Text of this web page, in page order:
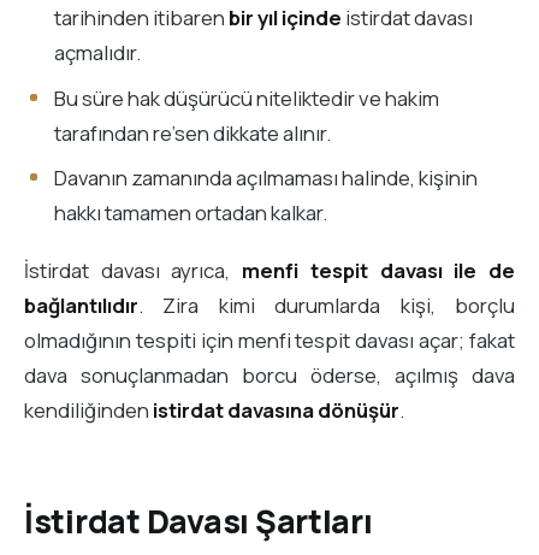
tarihinden itibaren bir yıl içinde istirdat davası
açmalıdır.
Bu süre hak düşürücü niteliktedir ve hakim
tarafından re’sen dikkate alınır.
Davanın zamanında açılmaması halinde, kişinin
hakkı tamamen ortadan kalkar.
İstirdat davası ayrıca, menfi tespit davası ile de
bağlantılıdır. Zira kimi durumlarda kişi, borçlu
olmadığının tespiti için menfi tespit davası açar; fakat
dava sonuçlanmadan borcu öderse, açılmış dava
kendiliğinden istirdat davasına dönüşür.
İstirdat Davası Şartları